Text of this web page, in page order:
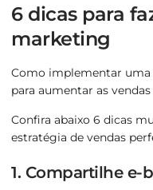
6 dicas para
marketing
Como implementar
para aumentar as
Confira abaixo 6 dicas
estratégia de vendas
1. Compartilhe e-